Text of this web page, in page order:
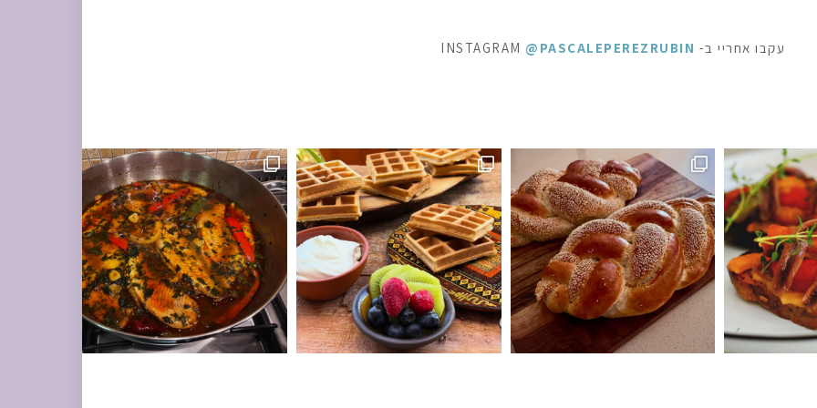
עקבו אחריי ב- INSTAGRAM @PASCALEPEREZRUBIN
#חלהלשבת #
מתוקה - ופל בלגי, בלינצ׳ס ובראוניז שוקולד: ק⁨ לפעמים כל מילה מיותרת . סיר דגים עשיר בעשבי תיבו